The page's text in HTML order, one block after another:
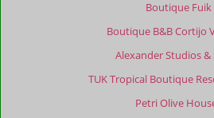
Boutique Fuik
Boutique B&B Cortijo
Alexander Studios &
TUK Tropical Boutique
Petri Olive